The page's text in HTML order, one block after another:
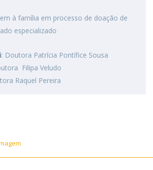
à família em processo de doação de
especializado
: Doutora Patrícia Pontífice Sousa
Filipa Veludo
Raquel Pereira